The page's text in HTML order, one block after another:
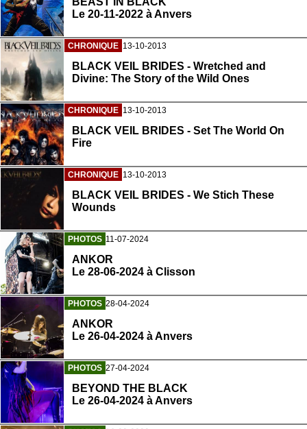
Le 20-11-2022 à Anvers
CHRONIQUE 13-10-2013
BLACK VEIL BRIDES - Wretched and
Divine: The Story of the Wild Ones
CHRONIQUE 13-10-2013
BLACK VEIL BRIDES - Set The World On
Fire
CHRONIQUE 13-10-2013
BLACK VEIL BRIDES - We Stich These
Wounds
PHOTOS 11-07-2024
ANKOR
Le 28-06-2024 à Clisson
PHOTOS 28-04-2024
ANKOR
Le 26-04-2024 à Anvers
PHOTOS 27-04-2024
BEYOND THE BLACK
Le 26-04-2024 à Anvers